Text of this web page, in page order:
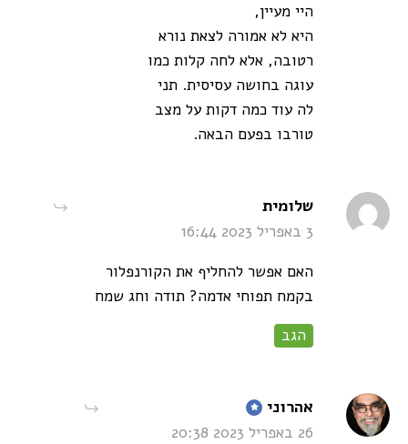
היי מעיין,
היא לא אמורה לצאת נורא
רטובה, אלא לחה קלות כמו
עוגה בחושה עסיסית. תני
לה עוד כמה דקות על מצב
טורבו בפעם הבאה.
שלומיתsays:
3 באפריל 2023 16:44
האם אפשר להחליף את הקורנפלור
בקמח תפוחי אדמה? תודה וחג שמח
הגב
אהרוני says:
26 באפריל 2023 20:38